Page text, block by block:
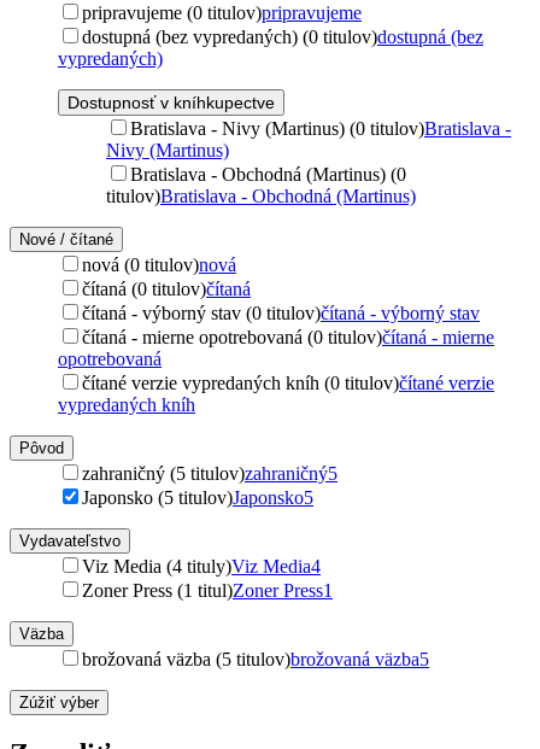
pripravujeme (0 titulov)pripravujeme
dostupná (bez vypredaných) (0 titulov)dostupná (bez
vypredaných)
Dostupnosť v kníhkupectve
Bratislava - Nivy (Martinus) (0 titulov)Bratislava -
Nivy (Martinus)
Bratislava - Obchodná (Martinus) (0
titulov)Bratislava - Obchodná (Martinus)
Nové / čítané
nová (0 titulov)nová
čítaná (0 titulov)čítaná
čítaná - výborný stav (0 titulov)čítaná - výborný stav
čítaná - mierne opotrebovaná (0 titulov)čítaná - mierne
opotrebovaná
čítané verzie vypredaných kníh (0 titulov)čítané verzie
vypredaných kníh
Pôvod
zahraničný (5 titulov)zahraničný5
Japonsko (5 titulov)Japonsko5
Vydavateľstvo
Viz Media (4 tituly)Viz Media4
Zoner Press (1 titul)Zoner Press1
Väzba
brožovaná väzba (5 titulov)brožovaná väzba5
Zúžiť výber